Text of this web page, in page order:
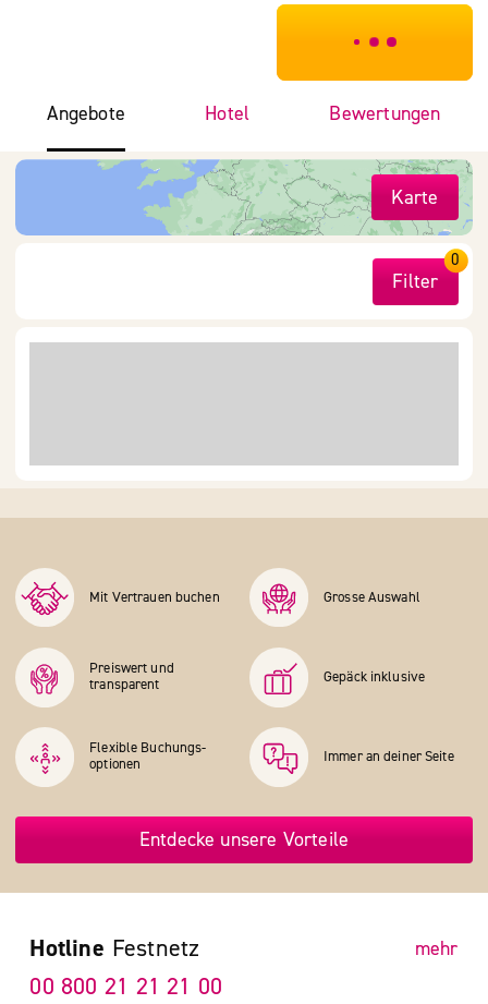
***************
Angebote Hotel Bewertungen
Karte
Filter
0
Mit Vertrauen buchen Grosse Auswahl
Preiswert und
transparent
Gepäck inklusive
Flexible Buchungs­
optionen
Immer an deiner Seite
Entdecke unsere Vorteile
Hotline Festnetz mehr
00 800 21 21 21 00